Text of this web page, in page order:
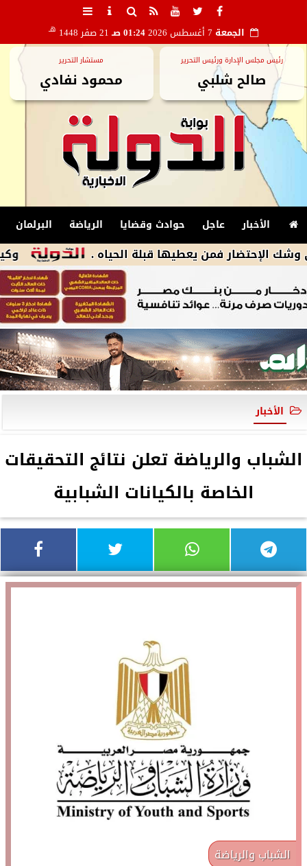
الجمعة 01:24 صـ 21 صفر 1448 هـ
رئيس مجلس الإدارة ورئيس التحرير
صالح شلبي
مستشار التحرير
محمود نفادي
الأخبار عاجل حوادث وقضايا الرياضة البرلمان
وكيل إسكان فمن يعطيها قبلة الحياه .
الأخبار
الشباب والرياضة تعلن نتائج التحقيقات
الخاصة بالكيانات الشبابية
الشباب والرياضة